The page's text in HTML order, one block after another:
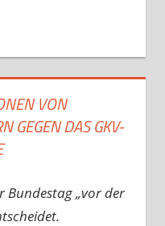
VON
GEGEN DAS GKV-
Bundestag „vor der